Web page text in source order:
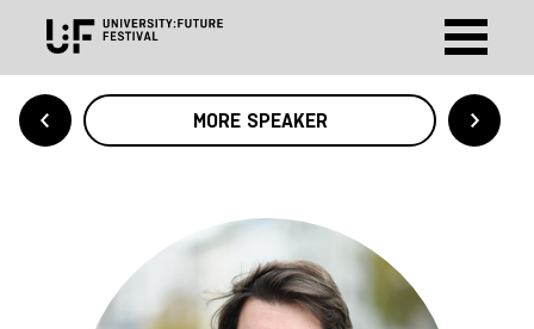
MORE SPEAKER